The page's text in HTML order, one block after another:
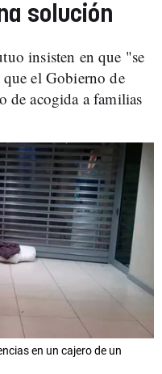
solución
insisten en que "se
el Gobierno de
de acogida a familias
en un cajero de un